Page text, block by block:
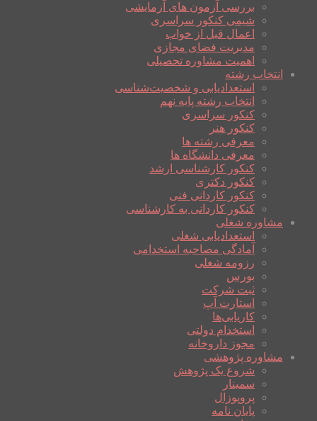
بررسی آزمون های آزمایشی
شیمی کنکور سراسری
اعمال قبل از خواب
مدیریت فضای مجازی
اهمیت مشاوره تحصیلی
انتخاب رشته
استعدادیابی و شخصیت‌شناسی
انتخاب رشته پایه نهم
کنکور سراسری
کنکور هنر
معرفی رشته ها
معرفی دانشگاه ها
کنکور کارشناسی ارشد
کنکور دکتری
کنکور کاردانی فنی
کنکور کاردانی به کارشناسی
مشاوره شغلی
استعدادیابی شغلی
آمادگی مصاحبه استخدامی
رزومه شغلی
بورس
ثبت شرکت
استارت آپ
کاریابی‌ها
استخدام دولتی
مجوز داروخانه
مشاوره پژوهشی
شروع یک پژوهش
سمینار
پروپوزال
پایان نامه